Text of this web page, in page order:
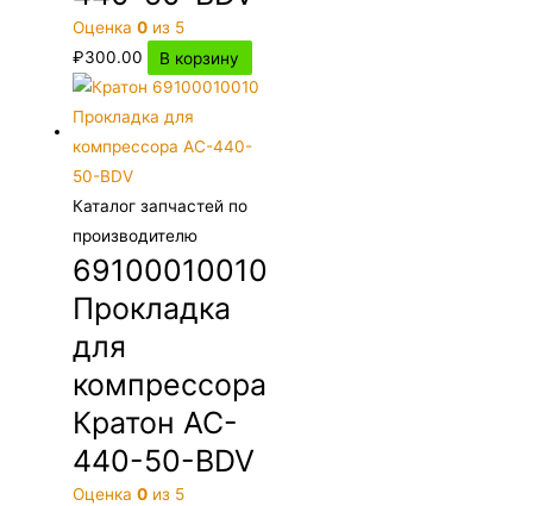
Оценка0 из 5
₽300.00 В корзину
Каталог запчастей по
производителю
69100010010
Прокладка
для
компрессора
Кратон AC-
440-50-BDV
Оценка0 из 5